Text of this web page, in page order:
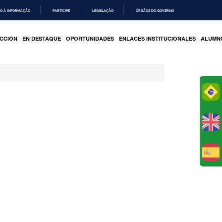
À INFORMAÇÃO PARTICIPE LEGISLAÇÃO ÓRGÃOS DO GOVERNO
EN DESTAQUE OPORTUNIDADES ENLACES INSTITUCIONALES